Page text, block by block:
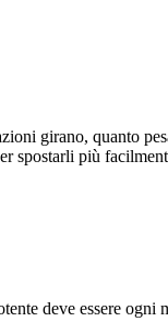
girano, quanto
spostarli più
deve essere